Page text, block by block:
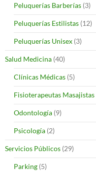
Peluquerías Barberías (3)
Peluquerías Estilistas (12)
Peluquerías Unisex (3)
Salud Medicina (40)
Clínicas Médicas (5)
Fisioterapeutas Masajistas
Odontología (9)
Psicología (2)
Servicios Públicos (29)
Parking (5)